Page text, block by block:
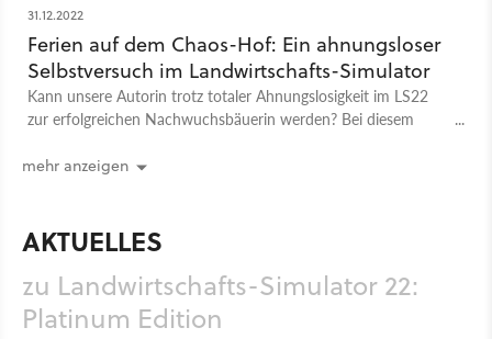
31.12.2022
Ferien auf dem Chaos-Hof: Ein ahnungsloser
Selbstversuch im Landwirtschafts-Simulator
Kann unsere Autorin trotz totaler Ahnungslosigkeit im LS22
zur erfolgreichen Nachwuchsbäuerin werden? Bei diesem
mehr anzeigen
AKTUELLES
zu Landwirtschafts-Simulator 22:
Platinum Edition